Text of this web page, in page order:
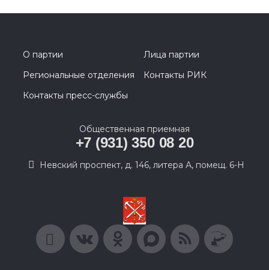
О партии
Лица партии
Региональные отделения
Контакты РИК
Контакты пресс-службы
Общественная приемная
+7 (931) 350 08 20
Невский проспект, д. 146, литера А, помещ. 6-Н